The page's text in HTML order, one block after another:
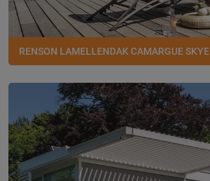
RENSON LAMELLENDAK CAMARGUE SKYE